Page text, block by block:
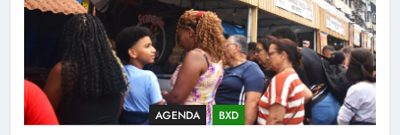
AGENDA BXD